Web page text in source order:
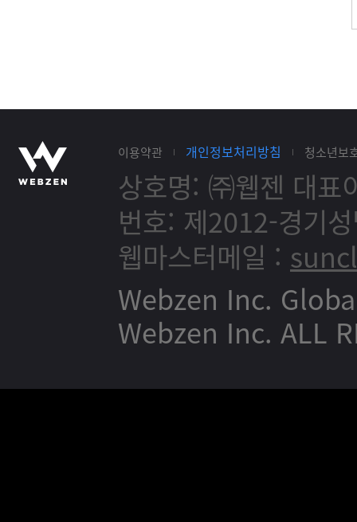
이용약관 개인정보처리방침 청소년보
상호명: ㈜웹젠 대표
번호: 제2012-경기
웹마스터메일 :
Webzen Inc.
Webzen Inc. ALL